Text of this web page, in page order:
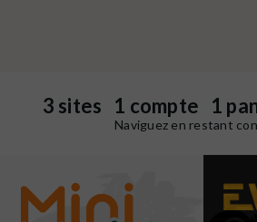
3 sites 1 compte 1
Naviguez en restant